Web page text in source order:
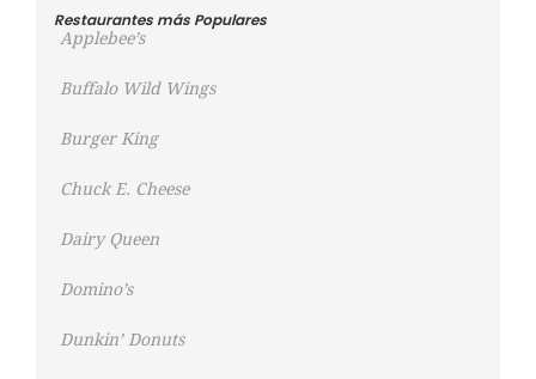
Restaurantes más Populares
Applebee’s
Buffalo Wild Wings
Burger King
Chuck E. Cheese
Dairy Queen
Domino’s
Dunkin’ Donuts